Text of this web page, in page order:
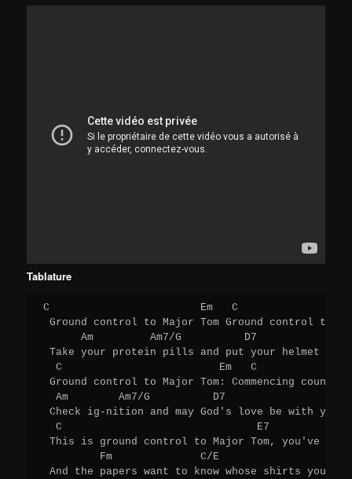
Tablature
C                        Em   C
Ground control to Major Tom Ground control to
      Am         Am7/G          D7
Take your protein pills and put your helmet on
C                         Em   C
Ground control to Major Tom: Commencing
  Am        Am7/G          D7
Check ig-nition and may God's love be with you
C                               E7
This is ground control to Major Tom, you've
         Fm              C/E                   F
And the papers want to know whose shirts you